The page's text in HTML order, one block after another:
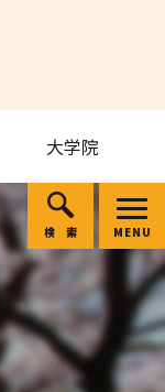
大学院
検索 MENU